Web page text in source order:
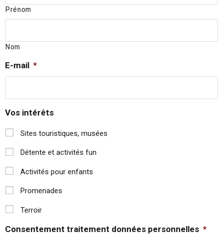
Prénom
Nom
E-mail *
Vos intérêts
Sites touristiques, musées
Détente et activités fun
Activités pour enfants
Promenades
Terroir
Consentement traitement données personnelles *